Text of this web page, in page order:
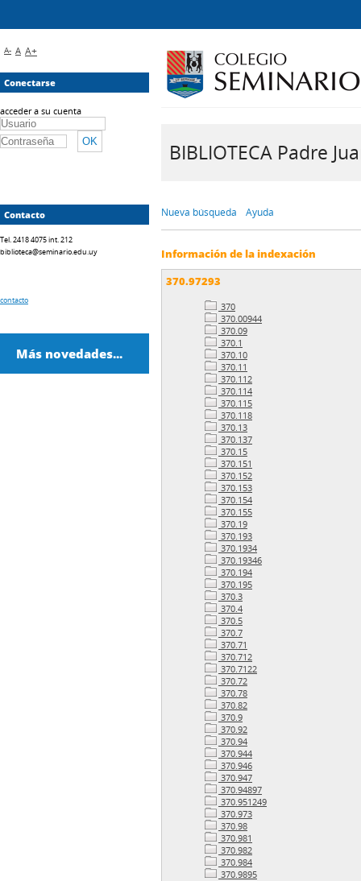
BIBLIOTECA Padre
Nueva búsqueda Ayuda
Información de la indexación
370.97293
370
370.00944
370.09
370.1
370.10
370.11
370.112
370.114
370.115
370.118
370.13
370.137
370.15
370.151
370.152
370.153
370.154
370.155
370.19
370.193
370.1934
370.19346
370.194
370.195
370.3
370.4
370.5
370.7
370.71
370.712
370.7122
370.72
370.78
370.82
370.9
370.92
370.94
370.944
370.946
370.947
370.94897
370.951249
370.973
370.98
370.981
370.982
370.984
370.9895
A- A A+
Conectarse
acceder a su cuenta
Contacto
Tel. 2418 4075 int. 212
biblioteca@seminario.edu.uy
contacto
Más novedades...